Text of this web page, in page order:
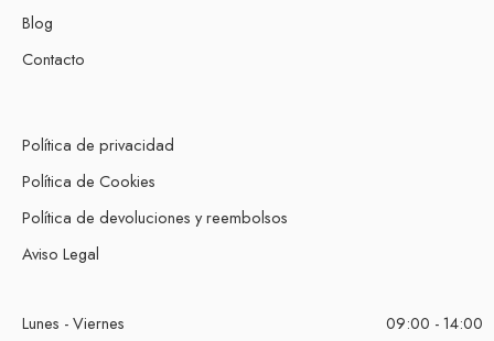
Blog
Contacto
Política de privacidad
Política de Cookies
Política de devoluciones y reembolsos
Aviso Legal
Lunes - Viernes
09:00 - 14:00